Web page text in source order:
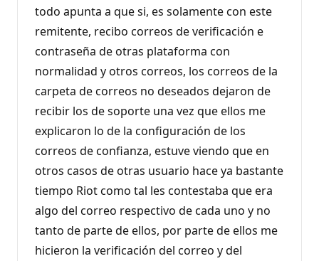
e
r
e
p
u
a
i
n
todo apunta a que si, es solamente con este
remitente, recibo correos de verificación e
contraseña de otras plataforma con
normalidad y otros correos, los correos de la
carpeta de correos no deseados dejaron de
recibir los de soporte una vez que ellos me
explicaron lo de la configuración de los
correos de confianza, estuve viendo que en
otros casos de otras usuario hace ya bastante
tiempo Riot como tal les contestaba que era
algo del correo respectivo de cada uno y no
tanto de parte de ellos, por parte de ellos me
hicieron la verificación del correo y del